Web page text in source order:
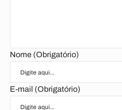
Nome (Obrigatório)
E-mail (Obrigatório)